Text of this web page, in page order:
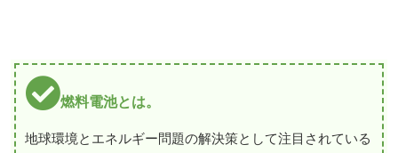
燃料電池とは。
地球環境とエネルギー問題の解決策として注目されている